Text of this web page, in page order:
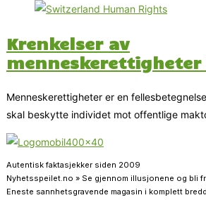
Krenkelser av
menneskerettigheter
Menneskerettigheter er en
skal beskytte individet mot offentlige
Autentisk faktasjekker siden 2009
Nyhetsspeilet.no » Se gjennom illusjonene og bli
Eneste sannhetsgravende magasin i komplett